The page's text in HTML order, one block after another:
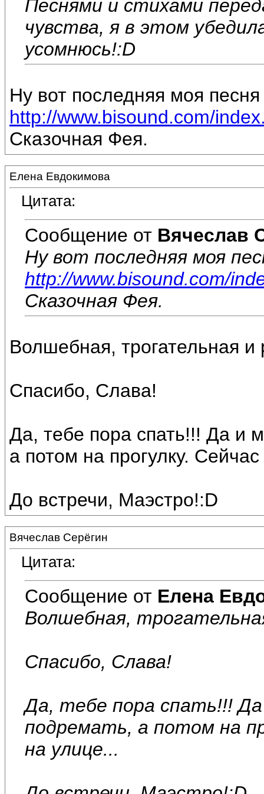
Песнями и стихами
чувства, я в этом
усомнюсь!:D
Ну вот последняя моя
http://www.bisound.com/
Сказочная Фея.
Елена Евдокимова
Цитата:
Сообщение от Вячеслав
Ну вот последняя моя
http://www.bisound.com/
Сказочная Фея.
Волшебная, трогательная
Спасибо, Слава!
Да, тебе пора спать!!! Да и
а потом на прогулку.
До встречи, Маэстро!:D
Вячеслав Серёгин
Цитата:
Сообщение от Елена
Волшебная,
Спасибо, Слава!
Да, тебе пора спать!!!
подремать, а потом на
на улице...